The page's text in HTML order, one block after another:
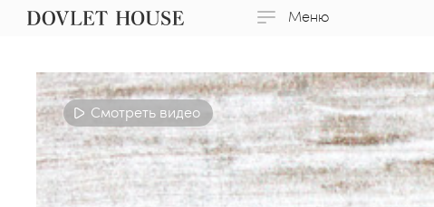
Меню
Смотреть видео